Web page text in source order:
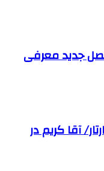
فصل جدید معرفی
آقا کریم در